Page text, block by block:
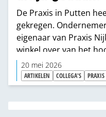
De Praxis in Putten
gekregen.
eigenaar van Praxis
winkel over van het
verschuift de
ondernemerschap.
beetpakken en gaan
20 mei 2026
ARTIKELEN COLLEGA'S PRAXIS